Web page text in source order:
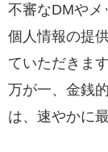
不審なDMやメ
個人情報の提
ていただきま
万が一、金銭
は、速やかに